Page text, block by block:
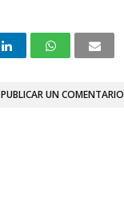
PUBLICAR UN COMENTARIO